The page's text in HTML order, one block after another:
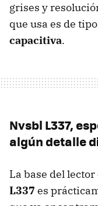
grises y
que usa es de tipo
capacitiva.
Nvsbl L337,
algún detalle
La base del
L337 es